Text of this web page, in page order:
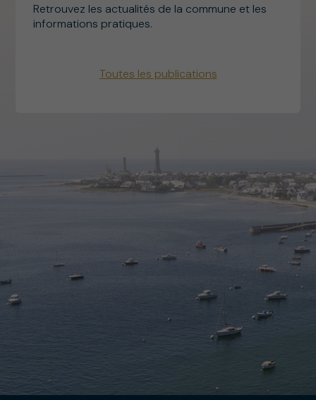
Retrouvez les actualités de la commune et les
informations pratiques.
Toutes les publications